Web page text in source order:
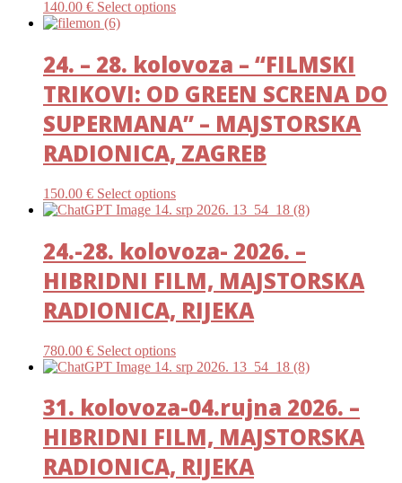
140.00 € Select options
24. – 28. kolovoza – “FILMSKI
TRIKOVI: OD GREEN SCRENA DO
SUPERMANA” – MAJSTORSKA
RADIONICA, ZAGREB
150.00 € Select options
24.-28. kolovoza- 2026. –
HIBRIDNI FILM, MAJSTORSKA
RADIONICA, RIJEKA
780.00 € Select options
31. kolovoza-04.rujna 2026. –
HIBRIDNI FILM, MAJSTORSKA
RADIONICA, RIJEKA